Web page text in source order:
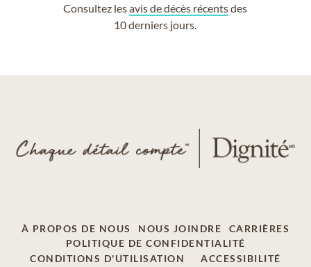
Consultez lesavis de décès récentsdes
10 derniers jours.
À PROPOS DE NOUS NOUS JOINDRE
CARRIÈRES
POLITIQUE DE CONFIDENTIALITÉ
CONDITIONS D'UTILISATION
ACCESSIBILITÉ